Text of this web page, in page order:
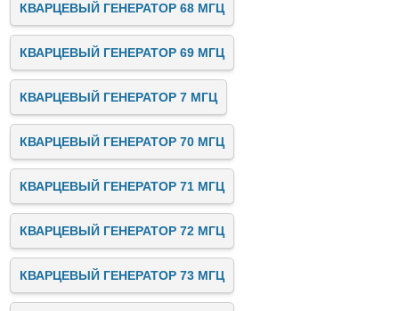
КВАРЦЕВЫЙ ГЕНЕРАТОР 68 МГЦ
КВАРЦЕВЫЙ ГЕНЕРАТОР 69 МГЦ
КВАРЦЕВЫЙ ГЕНЕРАТОР 7 МГЦ
КВАРЦЕВЫЙ ГЕНЕРАТОР 70 МГЦ
КВАРЦЕВЫЙ ГЕНЕРАТОР 71 МГЦ
КВАРЦЕВЫЙ ГЕНЕРАТОР 72 МГЦ
КВАРЦЕВЫЙ ГЕНЕРАТОР 73 МГЦ